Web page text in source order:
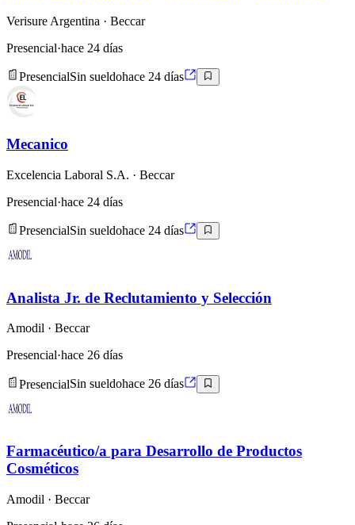
Verisure Argentina · Beccar
Presencial·hace 24 días
PresencialSin sueldohace 24 días
Mecanico
Excelencia Laboral S.A. · Beccar
Presencial·hace 24 días
PresencialSin sueldohace 24 días
Analista Jr. de Reclutamiento y Selección
Amodil · Beccar
Presencial·hace 26 días
PresencialSin sueldohace 26 días
Farmacéutico/a para Desarrollo de Productos
Cosméticos
Amodil · Beccar